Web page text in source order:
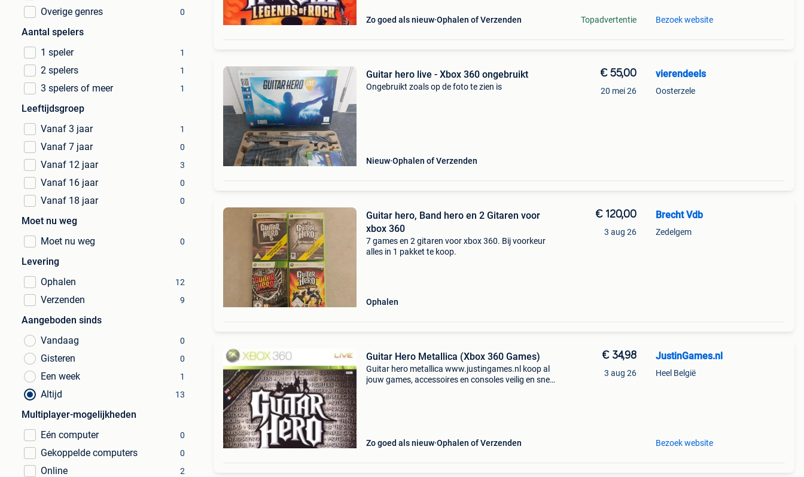
Overige genres 0
Aantal spelers
1 speler
1
2 spelers 1
3 spelers of meer 1
Leeftijdsgroep
Vanaf 3 jaar
1
Vanaf 7 jaar 0
Vanaf 12 jaar 3
Vanaf 16 jaar 0
Vanaf 18 jaar 0
Moet nu weg
Moet nu weg
0
Levering
Ophalen
12
Verzenden 9
Aangeboden sinds
Vandaag
0
Gisteren 0
Een week 1
Altijd 13
Multiplayer-mogelijkheden
Eén computer
0
Gekoppelde computers 0
Online 2
Zo goed als nieuw Ophalen of Verzenden Topadvertentie Bezoek website
Guitar hero live - Xbox 360 ongebruikt
Ongebruikt zoals op de foto te zien is
Nieuw Ophalen of Verzenden
€ 55,00
20 mei 26
vierendeels
Oosterzele
Guitar hero, Band hero en 2 Gitaren voor
xbox 360
7 games en 2 gitaren voor xbox 360. Bij voorkeur
alles in 1 pakket te koop.
Ophalen
€ 120,00
3 aug 26
Brecht Vdb
Zedelgem
Guitar Hero Metallica (Xbox 360 Games)
Guitar hero metallica www.justingames.nl koop al
jouw games, accessoires en consoles veilig en snel
Zo goed als nieuw Ophalen of Verzenden
€ 34,98
3 aug 26
JustinGames.nl
Heel België
Bezoek website